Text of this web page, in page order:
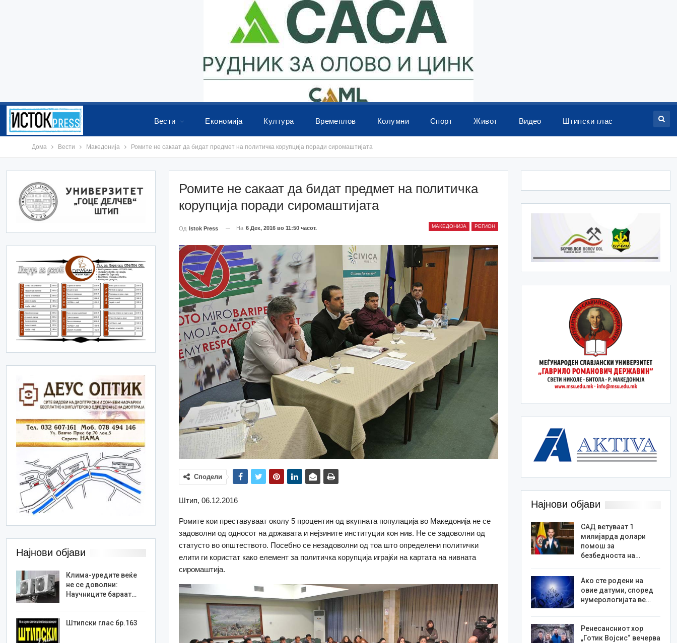
Вести Економија Култура Времеплов Колумни Спорт Живот Видео Штипски глас
Дома Вести Македонија Ромите не сакаат да бидат предмет на политичка корупција поради сиромаштијата
Ромите не сакаат да бидат предмет на политичка
корупција поради сиромаштијата
МАКЕДОНИЈА РЕГИОН
Од Istok Press На 6 Дек, 2016 во 11:50 часот.
Сподели
Штип, 06.12.2016
Ромите кои преставуваат околу 5 процентин од вкупната популација во Македонија не се
задоволни од односот на државата и нејзините институции кон нив. Не се задоволни од
статусто во општеството. Посебно се незадоволни од тоа што определени политички
елити ги користат како елемент за политичка корупција играјќи на картата на нивната
сиромаштија.
Најнови објави
САД ветуваат 1
милијарда долари
помош за
безбедноста на…
Ако сте родени на
овие датуми, според
нумерологијата ве…
Ренесансниот хор
„Готик Војсис“ вечерва
Најнови објави
Клима-уредите веќе
не се доволни:
Научниците бараат…
Штипски глас бр.163